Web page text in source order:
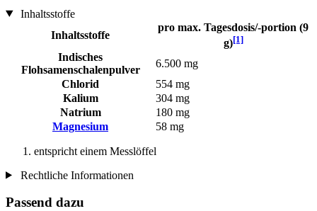
Inhaltsstoffe
Inhaltsstoffe
pro max. Tagesdosis/-portion (9
g)[1]
Indisches
Flohsamenschalenpulver
6.500 mg
Chlorid
554 mg
Kalium
304 mg
Natrium
180 mg
Magnesium
58 mg
entspricht einem Messlöffel
Rechtliche Informationen
Passend dazu